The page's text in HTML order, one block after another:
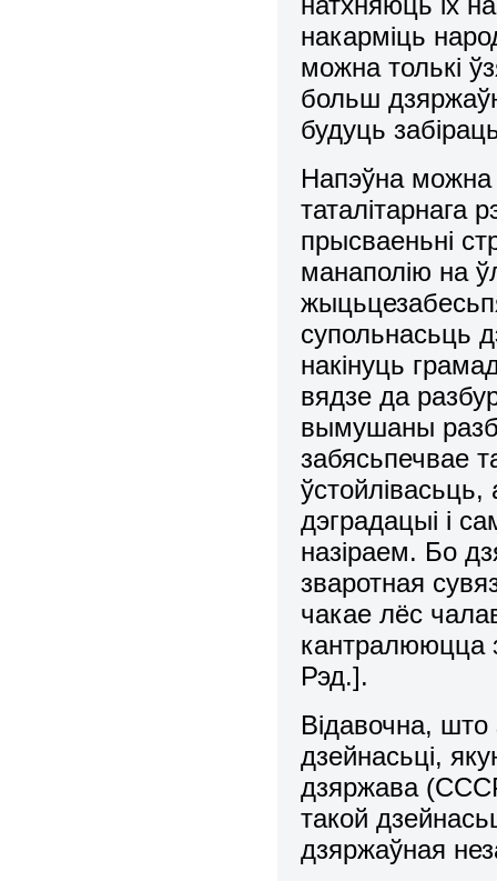
накаpміць
можна толькі
больш
будуць
Напэўна
таталітарнага
прысваеньні
манаполію на
супольнасьць
накінуць
вядзе да
вымушаны
забясьпечвае
дэградацыі і
назіраем. Бо
зваротная
чакае лёс
кантралююцца
Рэд.].
Відавочна,
дзейнасьці,
дзяpжава
такой
дзяpжаўная